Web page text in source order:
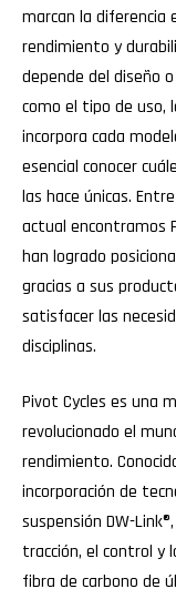
marcan la diferencia
rendimiento y
depende del diseño
como el tipo de uso,
incorpora cada
esencial conocer
las hace únicas.
actual encontramos
han logrado
gracias a sus
satisfacer las
disciplinas.
Pivot Cycles es una
revolucionado el
rendimiento.
incorporación de
suspensión DW-
tracción, el control y
fibra de carbono de